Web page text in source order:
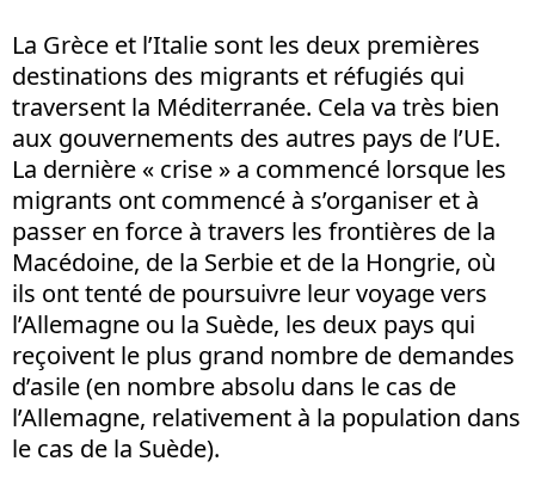
La Grèce et l’Italie sont les deux premières
destinations des migrants et réfugiés qui
traversent la Méditerranée. Cela va très bien
aux gouvernements des autres pays de l’UE.
La dernière « crise » a commencé lorsque les
migrants ont commencé à s’organiser et à
passer en force à travers les frontières de la
Macédoine, de la Serbie et de la Hongrie, où
ils ont tenté de poursuivre leur voyage vers
l’Allemagne ou la Suède, les deux pays qui
reçoivent le plus grand nombre de demandes
d’asile (en nombre absolu dans le cas de
l’Allemagne, relativement à la population dans
le cas de la Suède).